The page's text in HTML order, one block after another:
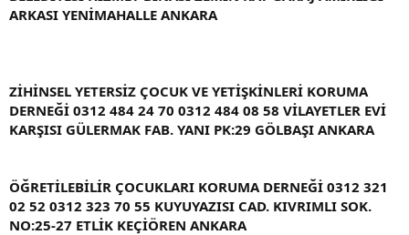
ARKASI YENİMAHALLE ANKARA
ZİHİNSEL YETERSİZ ÇOCUK VE YETİŞKİNLERİ KORUMA
DERNEĞİ 0312 484 24 70 0312 484 08 58 VİLAYETLER EVİ
KARŞISI GÜLERMAK FAB. YANI PK:29 GÖLBAŞI ANKARA
ÖĞRETİLEBİLİR ÇOCUKLARI KORUMA DERNEĞİ 0312 321
02 52 0312 323 70 55 KUYUYAZISI CAD. KIVRIMLI SOK.
NO:25-27 ETLİK KEÇİÖREN ANKARA